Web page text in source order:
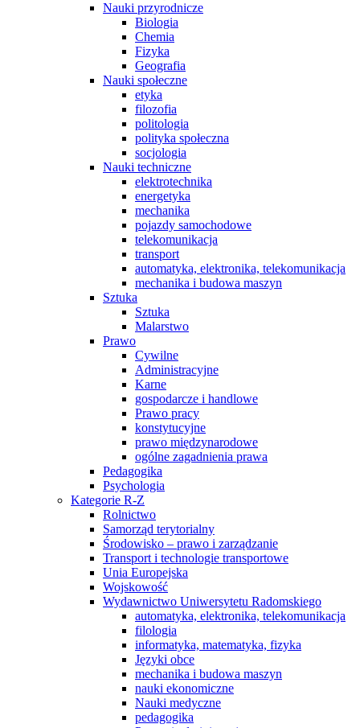
Nauki przyrodnicze
Biologia
Chemia
Fizyka
Geografia
Nauki społeczne
etyka
filozofia
politologia
polityka społeczna
socjologia
Nauki techniczne
elektrotechnika
energetyka
mechanika
pojazdy samochodowe
telekomunikacja
transport
automatyka, elektronika, telekomunikacja
mechanika i budowa maszyn
Sztuka
Sztuka
Malarstwo
Prawo
Cywilne
Administracyjne
Karne
gospodarcze i handlowe
Prawo pracy
konstytucyjne
prawo międzynarodowe
ogólne zagadnienia prawa
Pedagogika
Psychologia
Kategorie R-Z
Rolnictwo
Samorząd terytorialny
Środowisko – prawo i zarządzanie
Transport i technologie transportowe
Unia Europejska
Wojskowość
Wydawnictwo Uniwersytetu Radomskiego
automatyka, elektronika, telekomunikacja
filologia
informatyka, matematyka, fizyka
Języki obce
mechanika i budowa maszyn
nauki ekonomiczne
Nauki medyczne
pedagogika